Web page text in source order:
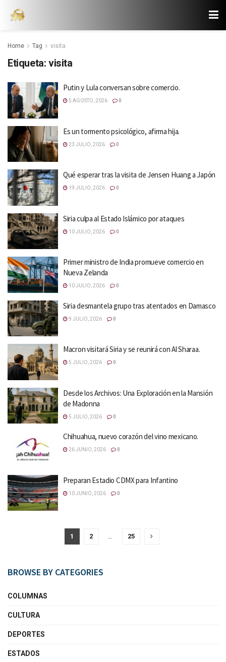
Home Tag visita
Etiqueta: visita
Putin y Lula conversan sobre comercio.
5 AGOSTO, 2026 0
Es un tormento psicológico, afirma hija.
23 JULIO, 2026 0
Qué esperar tras la visita de Jensen Huang a Japón
19 JULIO, 2026 0
Siria culpa al Estado Islámico por ataques
10 JULIO, 2026 0
Primer ministro de India promueve comercio en
Nueva Zelanda
10 JULIO, 2026 0
Siria desmantela grupo tras atentados en Damasco
9 JULIO, 2026 0
Macron visitará Siria y se reunirá con Al Sharaa.
5 JULIO, 2026 0
Desde los Archivos: Una Exploración en la Mansión
de Madonna
5 JULIO, 2026 0
Chihuahua, nuevo corazón del vino mexicano.
26 JUNIO, 2026 0
Preparan Estadio CDMX para Infantino
10 JUNIO, 2026 0
1 2 … 25
BROWSE BY CATEGORIES
COLUMNAS
CULTURA
DEPORTES
ESTADOS